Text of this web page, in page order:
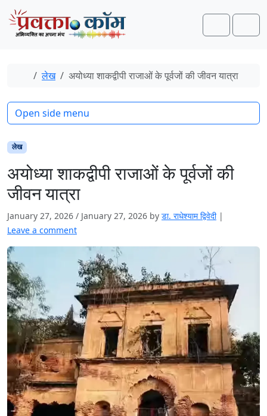
Skip to content
Skip to footer
Search
Home
लेख अयोध्या शाकद्वीपी राजाओं के पूर्वजों की जीवन यात्रा
लेख
अयोध्या शाकद्वीपी राजाओं के पूर्वजों की
जीवन यात्रा
January 27, 2026 / January 27, 2026 by डा. राधेश्याम द्विवेदी |
Leave a comment
Open side menu